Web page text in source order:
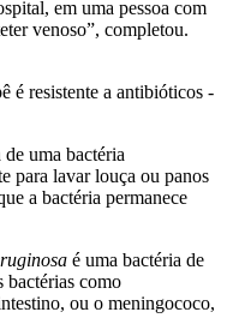
em uma pessoa com
venoso”, completou.
é resistente a antibióticos -
uma bactéria
para lavar louça ou panos
a bactéria permanece
é uma bactéria de
bactérias como
ou o meningococo,